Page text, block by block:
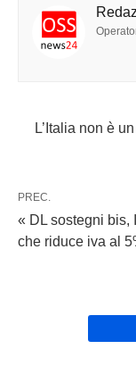
L’Italia non è
PREC.
« DL sostegni bis,
che riduce iva al